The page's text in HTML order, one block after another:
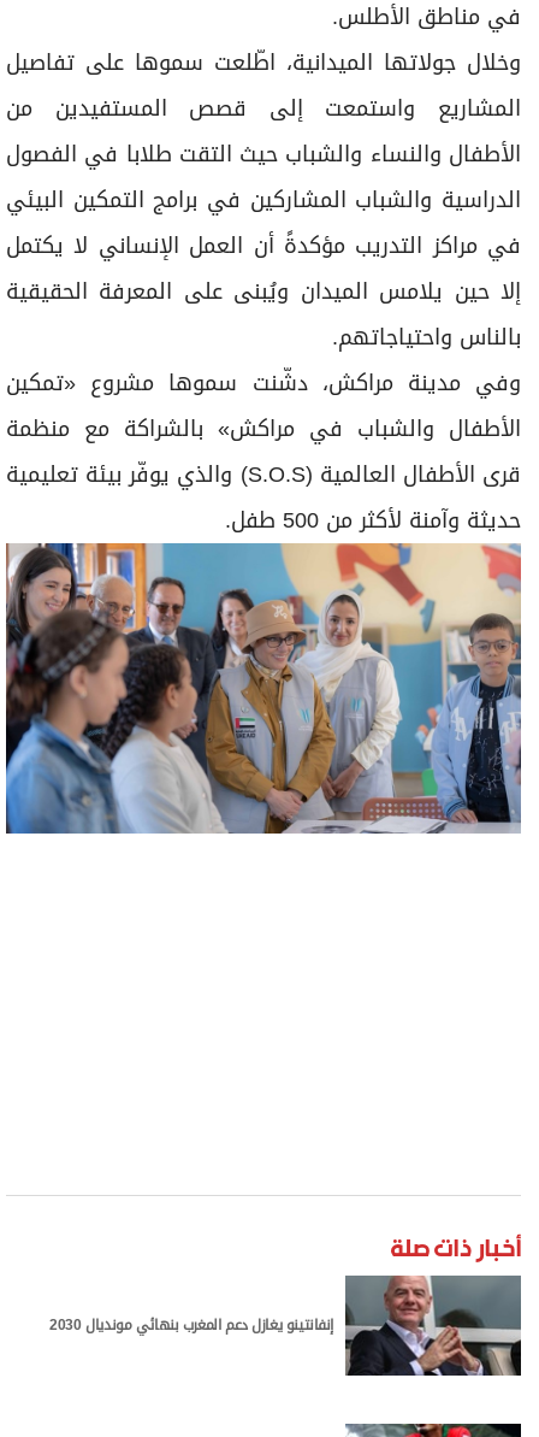
الدراسية والشباب المشاركين في برامج التمكين البيئي
في مراكز التدريب مؤكدةً أن العمل الإنساني لا يكتمل
إلا حين يلامس الميدان ويُبنى على المعرفة الحقيقية
بالناس واحتياجاتهم.
وفي مدينة مراكش، دشّنت سموها مشروع «تمكين
الأطفال والشباب في مراكش» بالشراكة مع منظمة
قرى الأطفال العالمية (S.O.S) والذي يوفّر بيئة تعليمية
حديثة وآمنة لأكثر من 500 طفل.
أخبار ذات صلة
إنفانتينو يغازل دعم المغرب بنهائي مونديال 2030
الصرف الصحي وتزويدها بمختبر رقمي متكامل ومكتبة
حديثة إلى جانب إنشاء مركز «روّاد الابتكار في إعادة
تدوير البلاستيك» لتدريب 100 شاب وشابة على مهارات
الاقتصاد الأخضر وتصميم المنتجات وريادة الأعمال